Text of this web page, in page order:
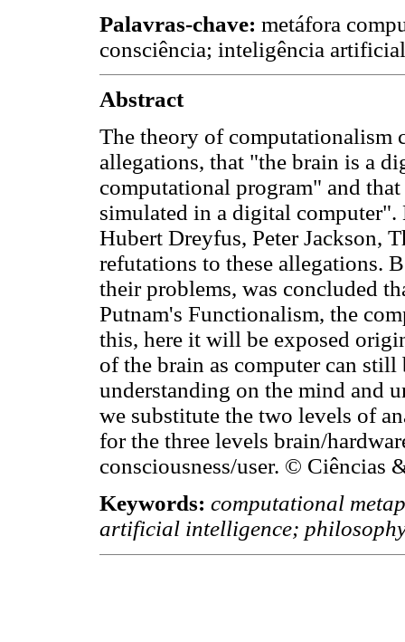
Palavras-chave: metáfora
consciência; inteligência
Abstract
The theory of computationalism
allegations, that "the brain is a
computational program" and
simulated in a digital computer".
Hubert Dreyfus, Peter Jackson,
refutations to these allegations.
their problems, was concluded
Putnam's Functionalism, the
this, here it will be exposed
of the brain as computer can
understanding on the mind and
we substitute the two levels of
for the three levels brain/
consciousness/user. ©
Keywords: computational
artificial intelligence;